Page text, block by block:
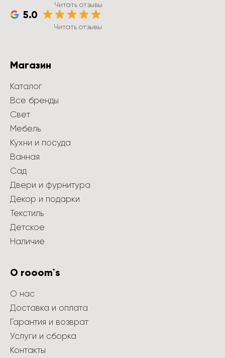
Читать отзывы
5.0
Читать отзывы
Магазин
Каталог
Все бренды
Свет
Мебель
Кухни и посуда
Ванная
Сад
Двери и фурнитура
Декор и подарки
Текстиль
Детское
Наличие
О rooom`s
О нас
Доставка и оплата
Гарантия и возврат
Услуги и сборка
Контакты